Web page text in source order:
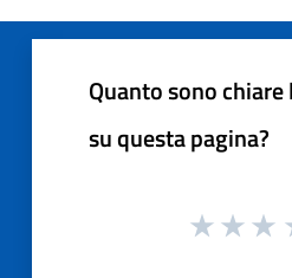
Quanto sono
su questa pagina?